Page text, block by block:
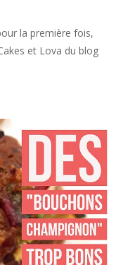
la première fois,
et Lova du blog